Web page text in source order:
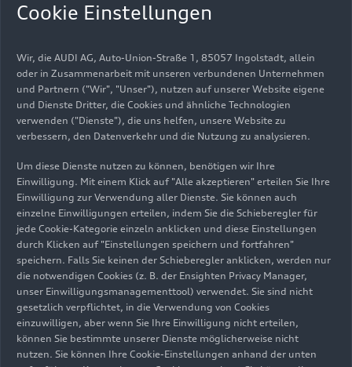
drei elektrifizierte
Komponenten
Im weiterentwickelten Dreiliter-V6 TDI wird die
MHEV plus-Technologie nun erstmals um den
elektrisch angetriebenen Verdichter erweitert: ein
dynamischem Fahrerlebnis und optimiertem
Verbrauch ermöglicht.
Gleichzeitig ist der elektrisch angetriebene
Verdichter in der neu entwickelten
Brennverfahrensstrategie ein integraler
Bestandteil der Motorsteuerung. Er unterstützt
den Abgasturbolader in diesem zweistufigen
Aufladekonzept mit höchster Präzision. In
Kombination mit der MHEV plus-Elektrifizierung
aus Riemenstartergenerator und
Cookie Einstellungen
Wir, die AUDI AG, Auto-Union-Straße 1, 85057 Ingolstadt, allein
oder in Zusammenarbeit mit unseren verbundenen Unternehmen
und Partnern ("Wir", "Unser"), nutzen auf unserer Website eigene
und Dienste Dritter, die Cookies und ähnliche Technologien
verwenden ("Dienste"), die uns helfen, unsere Website zu
verbessern, den Datenverkehr und die Nutzung zu analysieren.
Um diese Dienste nutzen zu können, benötigen wir Ihre
Einwilligung. Mit einem Klick auf "Alle akzeptieren" erteilen Sie Ihre
Einwilligung zur Verwendung aller Dienste. Sie können auch
einzelne Einwilligungen erteilen, indem Sie die Schieberegler für
jede Cookie-Kategorie einzeln anklicken und diese Einstellungen
durch Klicken auf "Einstellungen speichern und fortfahren"
speichern. Falls Sie keinen der Schieberegler anklicken, werden nur
die notwendigen Cookies (z. B. der Ensighten Privacy Manager,
unser Einwilligungsmanagementtool) verwendet. Sie sind nicht
gesetzlich verpflichtet, in die Verwendung von Cookies
einzuwilligen, aber wenn Sie Ihre Einwilligung nicht erteilen,
können Sie bestimmte unserer Dienste möglicherweise nicht
nutzen. Sie können Ihre Cookie-Einstellungen anhand der unten